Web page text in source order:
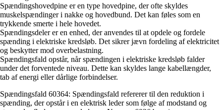
Spændingshovedpine er en type hovedpine, der ofte skyldes
muskelspændinger i nakke og hovedbund. Det kan føles som en
trykkende smerte i hele hovedet.
Spændingsdeler er en enhed, der anvendes til at opdele og fordele
spænding i elektriske kredsløb. Det sikrer jævn fordeling af elektricitet
og beskytter mod overbelastning.
Spændingsfald opstår, når spændingen i elektriske kredsløb falder
under det forventede niveau. Dette kan skyldes lange kabellængder,
tab af energi eller dårlige forbindelser.
Spændingsfald 60364: Spændingsfald refererer til den reduktion i
spænding, der opstår i en elektrisk leder som følge af modstand og